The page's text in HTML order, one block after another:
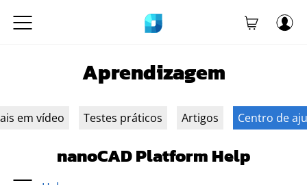
Aprendizagem
em vídeo Testes práticos Artigos Centro de
nanoCAD Platform Help